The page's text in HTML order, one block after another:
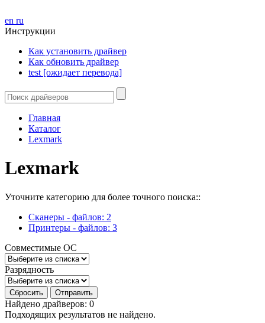
en ru
Инструкции
Как установить драйвер
Как обновить драйвер
test [ожидает перевода]
Главная
Каталог
Lexmark
Lexmark
Уточните категорию для более точного поиска::
Сканеры - файлов: 2
Принтеры - файлов: 3
Совместимые ОС
Разрядность
Сбросить Отправить
Найдено драйверов: 0
Подходящих результатов не найдено.